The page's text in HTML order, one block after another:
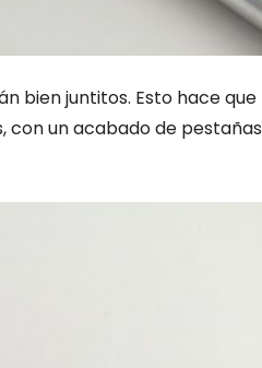
bien juntitos. Esto hace que
con un acabado de pestañas